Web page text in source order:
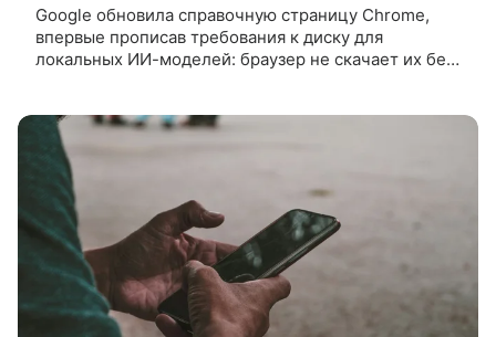
Google обновила справочную страницу Chrome,
впервые прописав требования к диску для
локальных ИИ-моделей: браузер не скачает их без